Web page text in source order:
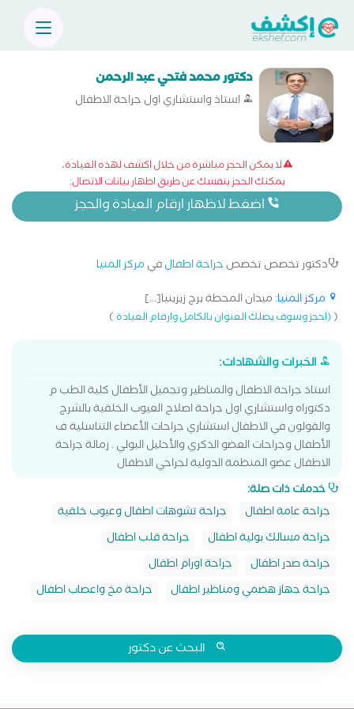
دكتور محمد فتحي عبد الرحمن
استاذ واستشاري اول جراحة الاطفال
لا يمكن الحجز مباشرة من خلال اكشف لهذه العيادة،
يمكنك الحجز بنفسك عن طريق اظهار بيانات الاتصال:
اضغط لاظهار ارقام العيادة والحجز
دكتور تخصص تخصص جراحة اطفالفي مركز المنيا
مركز المنيا: ميدان المحطة برج زيزينيا[...]
((احجز وسوف يصلك العنوان بالكامل وارقام العيادة)
الخبرات والشهادات:
استاذ جراحة الاطفال والمناظير وتجميل الأطفال كلية الطب م
دكتوراه واستشاري اول جراحة اصلاح العيوب الخلقية بالشرج
والقولون في الاطفال استشاري جراحات الأعضاء التناسلية ف
الأطفال وجراحات العضو الذكري والأحليل البولي . زمالة جراحة
الاطفال عضو المنظمة الدولية لجراحي الاطفال
خدمات ذات صلة:
جراحة عامة اطفال
جراحة تشوهات اطفال وعيوب خلقية
جراحة مسالك بولية اطفال
جراحة قلب اطفال
جراحة صدر اطفال
جراحة اورام اطفال
جراحة جهاز هضمي ومناظير اطفال
جراحة مخ واعصاب اطفال
البحث عن دكتور